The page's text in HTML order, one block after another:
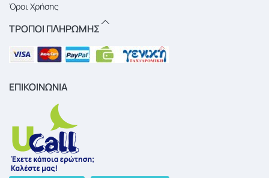
Όροι Χρήσης
ΤΡΟΠΟΙ ΠΛΗΡΩΜΗΣ
ΕΠΙΚΟΙΝΩΝΙΑ